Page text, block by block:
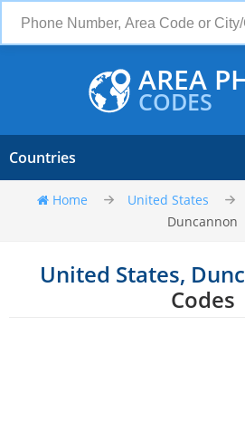
AREA
CODES
Countries
Home United States
Duncannon
United States,
Codes